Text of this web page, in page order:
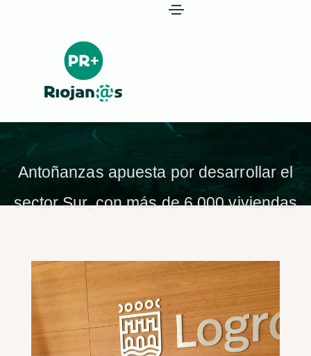
Antoñanzas apuesta por desarrollar el
sector Sur, con más de 6.000 viviendas